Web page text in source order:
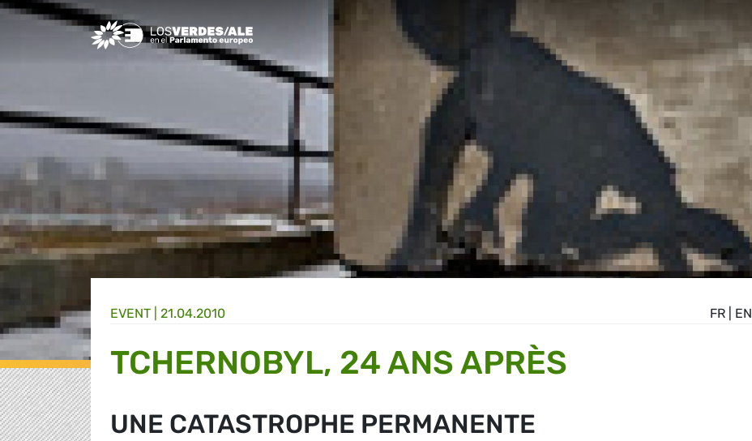
Greens/EFA Home
FR EN
EVENT | 21.04.2010
TCHERNOBYL, 24 ANS APRÈS
UNE CATASTROPHE PERMANENTE